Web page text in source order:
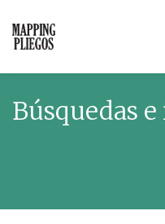
Búsquedas